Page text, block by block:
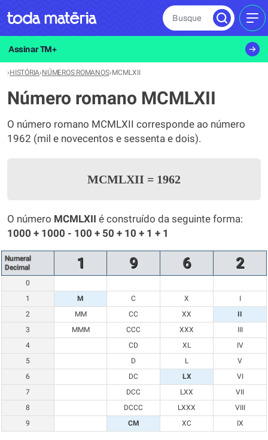
Busque
Assinar TM+
›HISTÓRIA›NÚMEROS ROMANOS›MCMLXII
Número romano MCMLXII
O número romano MCMLXII corresponde ao número
1962 (mil e novecentos e sessenta e dois).
MCMLXII = 1962
O número MCMLXII é construído da seguinte forma:
1000 + 1000 - 100 + 50 + 10 + 1 + 1
Numeral
Decimal
1 9 6 2
0
1
M C X
I
2
MM CC XX
II
3
MMM CCC XXX
III
4
CD XL
IV
5
D L
V
6
DC LX
VI
7
DCC LXX
VII
8
DCCC LXXX
VIII
9
CM XC IX